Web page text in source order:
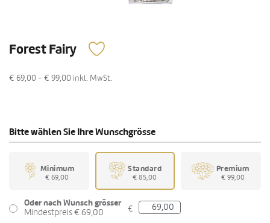
Forest Fairy
€ 69,00 - € 99,00 inkl. MwSt.
Bitte wählen Sie Ihre Wunschgrösse
Minimum
€ 69,00
Standard
€ 85,00
Premium
€ 99,00
Oder nach Wunsch grösser
Mindestpreis € 69,00
€